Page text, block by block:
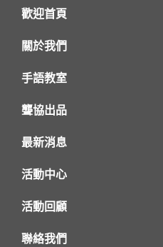
歡迎首頁
關於我們
手語教室
聾協出品
最新消息
活動中心
活動回顧
聯絡我們